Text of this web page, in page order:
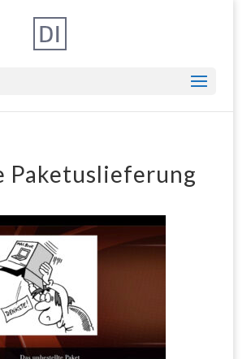
Paketuslieferung